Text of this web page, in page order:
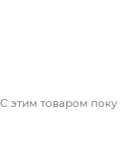
С этим товаром